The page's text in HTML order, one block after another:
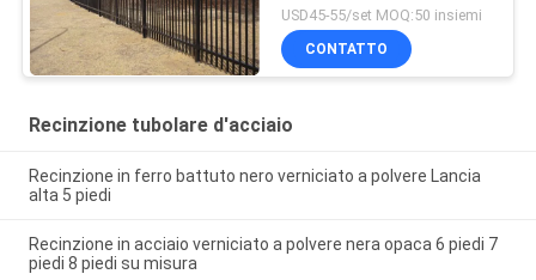
USD45-55/set MOQ:50 insiemi
CONTATTO
Recinzione tubolare d'acciaio
Recinzione in ferro battuto nero verniciato a polvere Lancia
alta 5 piedi
Recinzione in acciaio verniciato a polvere nera opaca 6 piedi 7
piedi 8 piedi su misura